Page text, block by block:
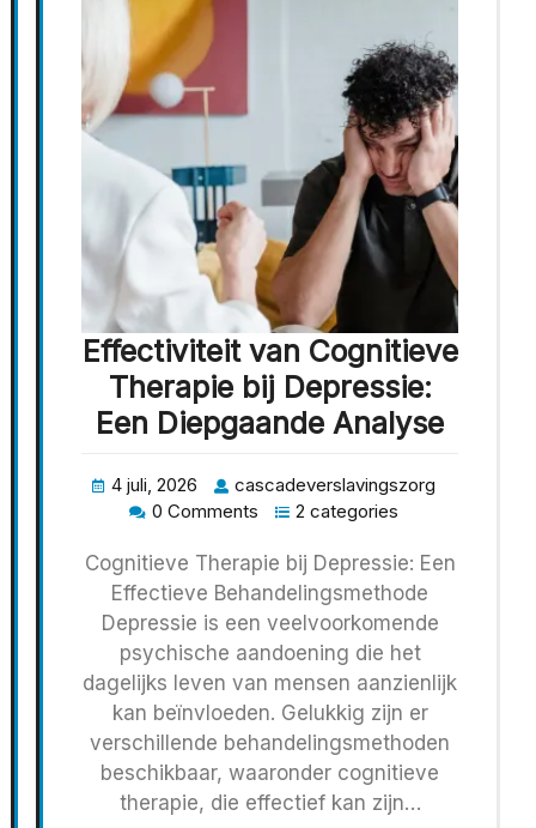
Effectiviteit van Cognitieve
Therapie bij Depressie:
Een Diepgaande Analyse
4 juli, 2026
cascadeverslavingszorg
0 Comments
2 categories
Cognitieve Therapie bij Depressie: Een
Effectieve Behandelingsmethode
Depressie is een veelvoorkomende
psychische aandoening die het
dagelijks leven van mensen aanzienlijk
kan beïnvloeden. Gelukkig zijn er
verschillende behandelingsmethoden
beschikbaar, waaronder cognitieve
therapie, die effectief kan zijn…